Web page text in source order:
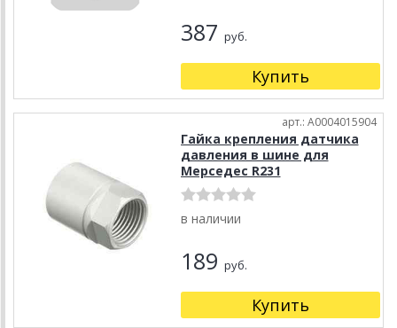
387 руб.
Купить
арт.: A0004015904
Гайка крепления датчика
давления в шине для
Мерседес R231
в наличии
189 руб.
Купить